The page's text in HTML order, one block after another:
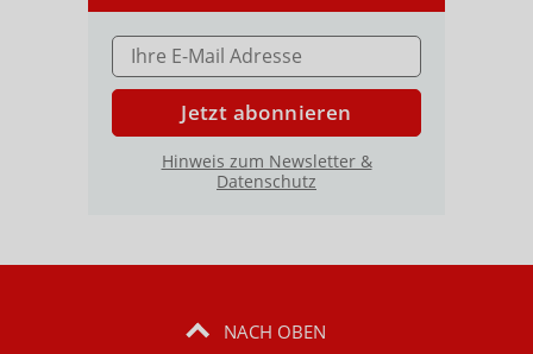
E-MAIL ADRESSE
Jetzt abonnieren
Hinweis zum Newsletter &
Datenschutz
NACH OBEN